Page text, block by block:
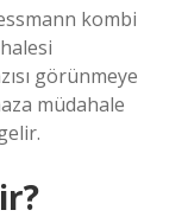
kombi
görünmeye
müdahale